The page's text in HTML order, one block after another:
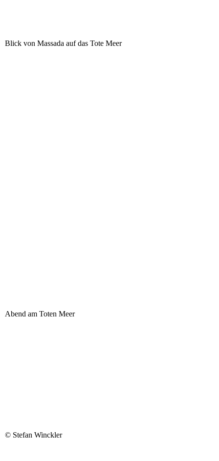
Blick von Massada auf das Tote Meer
Abend am Toten Meer
© Stefan Winckler